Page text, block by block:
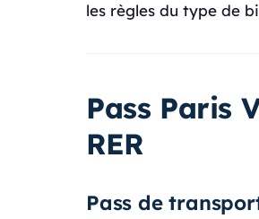
les règles du type de
Pass Paris
RER
Pass de